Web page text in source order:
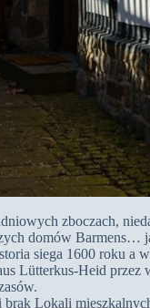
zboczach,
domów Barmens…
siega 1600 roku a
Lütterkus-Heid przez
Lokali